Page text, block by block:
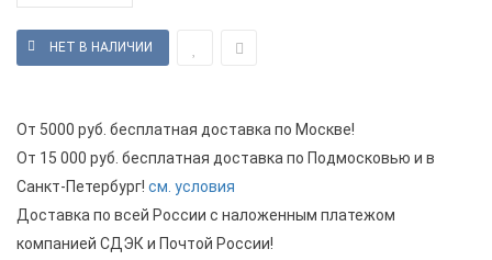
От 5000 руб. бесплатная доставка по Москве!
От 15 000 руб. бесплатная доставка по Подмосковью и в
Санкт-Петербург! см. условия
Доставка по всей России с наложенным платежом
компанией СДЭК и Почтой России!